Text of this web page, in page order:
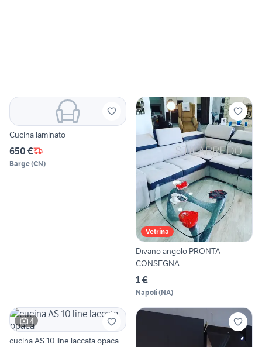
Cucina laminato
650 €
Barge(CN)
Vetrina
Divano angolo PRONTA
CONSEGNA
1 €
Napoli(NA)
4
cucina AS 10 line laccata opaca